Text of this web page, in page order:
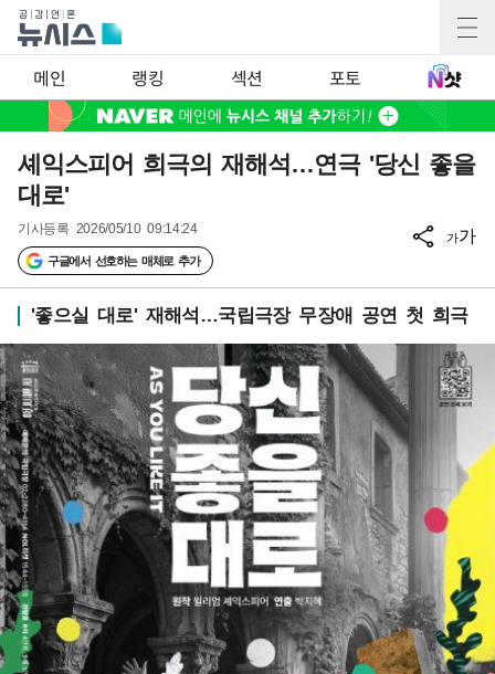
메인 랭킹 섹션 포토
셰익스피어 희극의 재해석…연극 '당신 좋을
대로'
기사등록 2026/05/10 09:14:24
구글에서 선호하는 매체로 추가
가가
'좋으실 대로' 재해석…국립극장 무장애 공연 첫 희극